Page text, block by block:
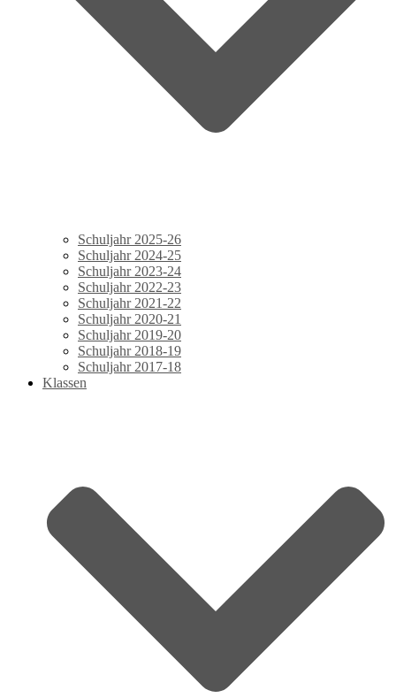
Schuljahr 2025-26
Schuljahr 2024-25
Schuljahr 2023-24
Schuljahr 2022-23
Schuljahr 2021-22
Schuljahr 2020-21
Schuljahr 2019-20
Schuljahr 2018-19
Schuljahr 2017-18
Klassen